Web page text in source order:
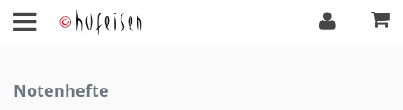
Notenhefte